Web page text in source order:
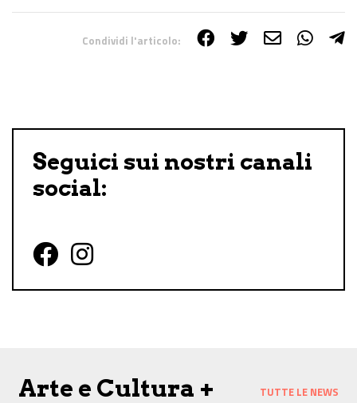
Condividi l'articolo:
Seguici sui nostri canali
social:
Follow us on Facebook
Follow us on Instagram
Arte e Cultura + TUTTE LE NEWS